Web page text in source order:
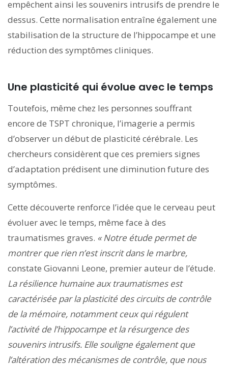
empêchent ainsi les souvenirs intrusifs de prendre le
dessus. Cette normalisation entraîne également une
stabilisation de la structure de l’hippocampe et une
réduction des symptômes cliniques.
Une plasticité qui évolue avec le temps
Toutefois, même chez les personnes souffrant
encore de TSPT chronique, l’imagerie a permis
d’observer un début de plasticité cérébrale. Les
chercheurs considèrent que ces premiers signes
d’adaptation prédisent une diminution future des
symptômes.
Cette découverte renforce l’idée que le cerveau peut
évoluer avec le temps, même face à des
traumatismes graves. « Notre étude permet de
montrer que rien n’est inscrit dans le marbre,
constate Giovanni Leone, premier auteur de l’étude.
La résilience humaine aux traumatismes est
caractérisée par la plasticité des circuits de contrôle
de la mémoire, notamment ceux qui régulent
l’activité de l’hippocampe et la résurgence des
souvenirs intrusifs. Elle souligne également que
l’altération des mécanismes de contrôle, que nous